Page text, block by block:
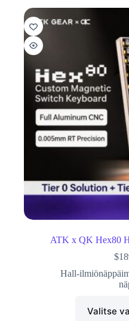
ATK x QK Hex80
$
Hall-
Valitse